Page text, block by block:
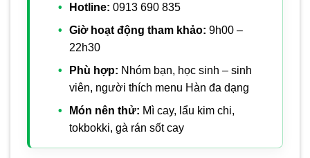
Hotline: 0913 690 835
Giờ hoạt động tham khảo: 9h00 –
22h30
Phù hợp: Nhóm bạn, học sinh – sinh
viên, người thích menu Hàn đa dạng
Món nên thử: Mì cay, lẩu kim chi,
tokbokki, gà rán sốt cay